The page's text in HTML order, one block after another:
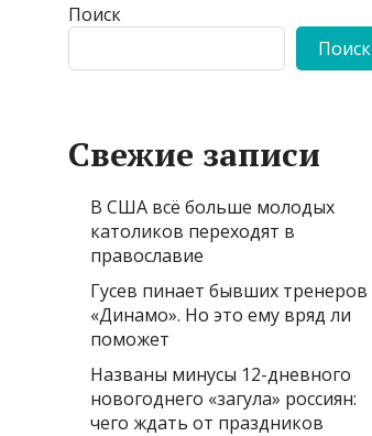
Поиск
Поиск
Свежие записи
В США всё больше молодых
католиков переходят в
православие
Гусев пинает бывших тренеров
«Динамо». Но это ему вряд ли
поможет
Названы минусы 12-дневного
новогоднего «загула» россиян:
чего ждать от праздников